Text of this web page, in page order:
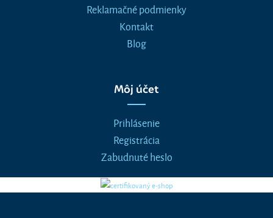
Reklamačné podmienky
Kontakt
Blog
Môj účet
Prihlásenie
Registrácia
Zabudnuté heslo